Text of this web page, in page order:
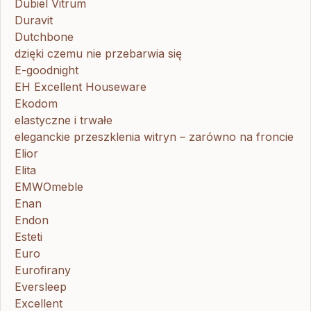
Dubiel Vitrum
Duravit
Dutchbone
dzięki czemu nie przebarwia się
E-goodnight
EH Excellent Houseware
Ekodom
elastyczne i trwałe
eleganckie przeszklenia witryn – zarówno na froncie
Elior
Elita
EMWOmeble
Enan
Endon
Esteti
Euro
Eurofirany
Eversleep
Excellent